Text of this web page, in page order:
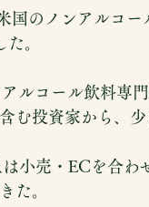
国のノンアルコ
。
アルコール飲料専
む投資家から、
小売・ECを合
た。